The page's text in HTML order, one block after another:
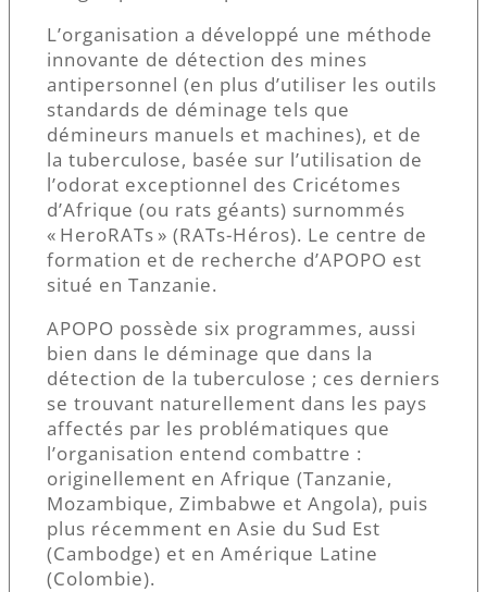
L’organisation a développé une méthode
innovante de détection des mines
antipersonnel (en plus d’utiliser les outils
standards de déminage tels que
démineurs manuels et machines), et de
la tuberculose, basée sur l’utilisation de
l’odorat exceptionnel des Cricétomes
d’Afrique (ou rats géants) surnommés
« HeroRATs » (RATs-Héros). Le centre de
formation et de recherche d’APOPO est
situé en Tanzanie.
APOPO possède six programmes, aussi
bien dans le déminage que dans la
détection de la tuberculose ; ces derniers
se trouvant naturellement dans les pays
affectés par les problématiques que
l’organisation entend combattre :
originellement en Afrique (Tanzanie,
Mozambique, Zimbabwe et Angola), puis
plus récemment en Asie du Sud Est
(Cambodge) et en Amérique Latine
(Colombie).